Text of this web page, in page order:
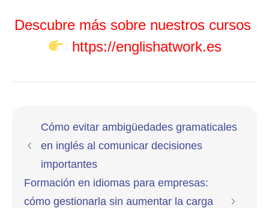
Descubre más sobre nuestros cursos
https://englishatwork.es
Cómo evitar ambigüedades gramaticales
en inglés al comunicar decisiones
importantes
Formación en idiomas para empresas:
cómo gestionarla sin aumentar la carga